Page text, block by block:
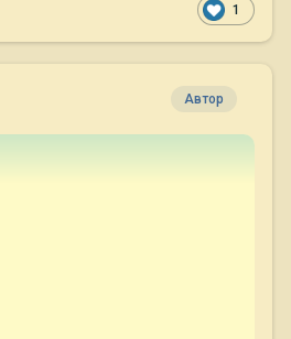
1
Автор